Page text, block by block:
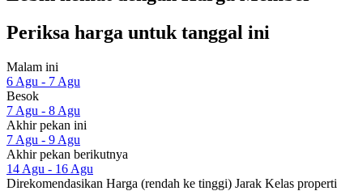
Periksa harga untuk tanggal ini
Malam ini
6 Agu - 7 Agu
Besok
7 Agu - 8 Agu
Akhir pekan ini
7 Agu - 9 Agu
Akhir pekan berikutnya
14 Agu - 16 Agu
Direkomendasikan Harga (rendah ke tinggi) Jarak Kelas properti